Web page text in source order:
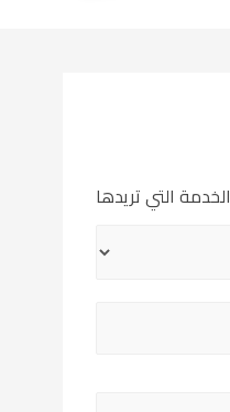
الخدمة التي تريدها